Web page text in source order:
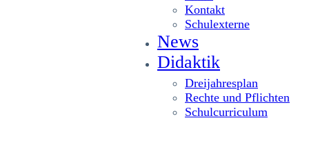
Kontakt
Schulexterne
News
Didaktik
Dreijahresplan
Rechte und Pflichten
Schulcurriculum